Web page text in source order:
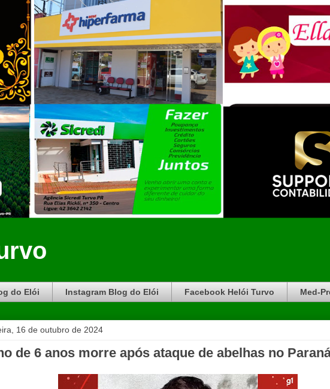
do Elói Instagram Blog do Elói Facebook Helói Turvo Med-
16 de outubro de 2024
de 6 anos morre após ataque de abelhas no